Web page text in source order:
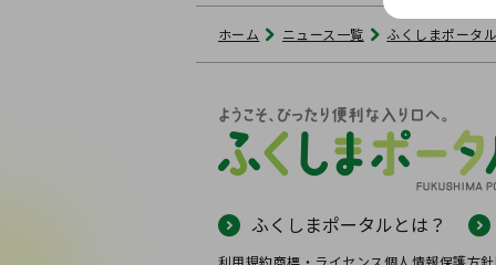
ホーム ニュース一覧 ふくしまポータ
ふくしまポータルとは？
利用規約商標・ライセンス個人情報保護方針